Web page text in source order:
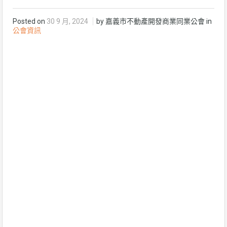
Posted on 30 9 月, 2024
by 嘉義市不動產開發商業同業公會 in
公會資訊